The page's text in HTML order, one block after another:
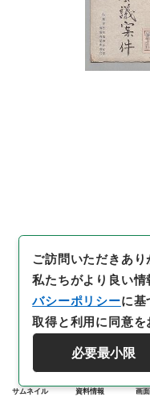
サムネイル 資料情報 画
ご訪問いただきあり
私たちがより良い情
バシーポリシーに
取得と利用に同意を
必要最小限